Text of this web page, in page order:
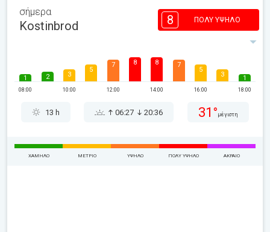
σήμερα
Kostinbrod 8 ΠΟΛΎ ΥΨΗΛΌ
1
08:00
2 3
10:00
5
7
12:00
8 8
14:00
7
5
16:00
3 1
18:00
13 h 06:27 20:36 31° μέγιστη
ΧΑΜΗΛΌ ΜΈΤΡΙΟ ΥΨΗΛΌ ΠΟΛΎ ΥΨΗΛΌ ΑΚΡΑΊΟ